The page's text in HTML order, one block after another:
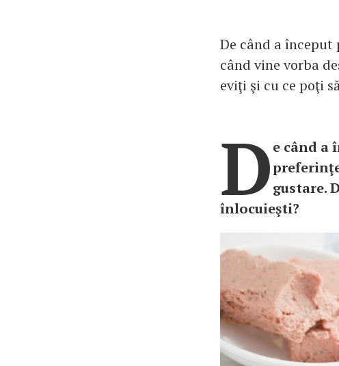
De când a
când vine vorba
eviţi şi cu ce poţi
De când a
gustare.
înlocuieşti?